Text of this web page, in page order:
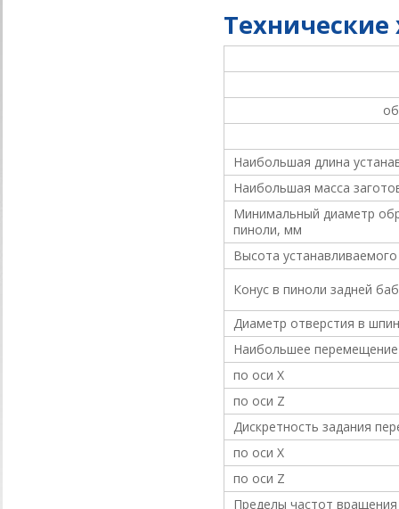
Технические
Наибольшая длина
Наибольшая масса
Минимальный диаметр
пиноли, мм
Высота
Конус в пиноли задней
Диаметр отверстия в
Наибольшее
по оси Х
по оси Z
Дискретность задания
по оси Х
по оси Z
Пределы частот